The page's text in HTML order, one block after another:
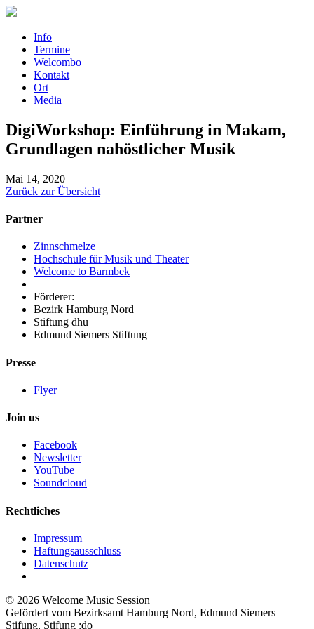
Info
Termine
Welcombo
Kontakt
Ort
Media
DigiWorkshop: Einführung in Makam,
Grundlagen nahöstlicher Musik
Mai 14, 2020
Zurück zur Übersicht
Partner
Zinnschmelze
Hochschule für Musik und Theater
Welcome to Barmbek
Förderer:
Bezirk Hamburg Nord
Stiftung dhu
Edmund Siemers Stiftung
Presse
Flyer
Join us
Facebook
Newsletter
YouTube
Soundcloud
Rechtliches
Impressum
Haftungsausschluss
Datenschutz
© 2026 Welcome Music Session
Gefördert vom Bezirksamt Hamburg Nord, Edmund Siemers
Stifung, Stifung :do